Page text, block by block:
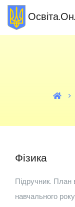
Фізика
Підручник.
навчального року